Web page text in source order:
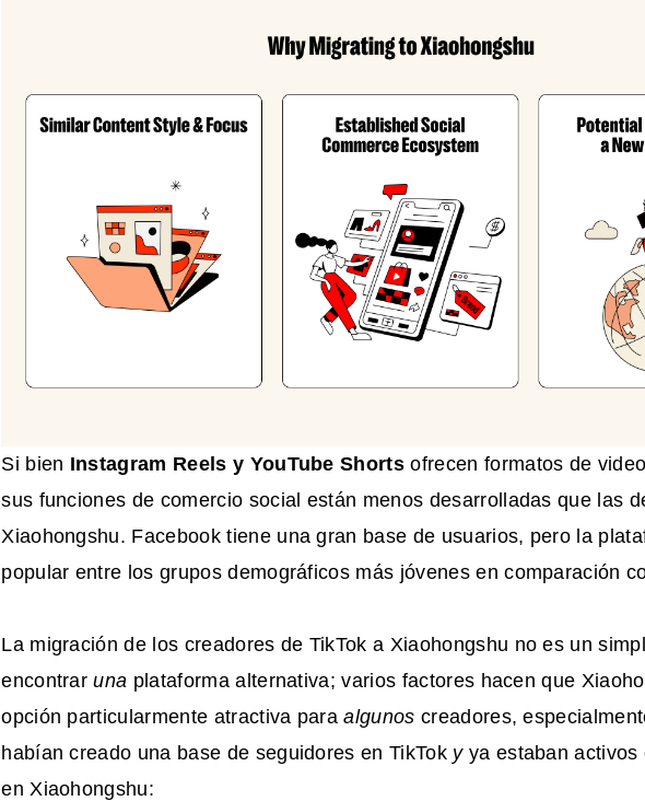
Si bien Instagram Reels y YouTube Shorts ofrecen formatos de
sus funciones de comercio social están menos desarrolladas que las
Xiaohongshu. Facebook tiene una gran base de usuarios, pero la
popular entre los grupos demográficos más jóvenes en comparación
La migración de los creadores de TikTok a Xiaohongshu no es un
encontraruna plataforma alternativa; varios factores hacen que
opción particularmente atractiva paraalgunos creadores,
habían creado una base de seguidores en TikTok yya estaban activos
en Xiaohongshu: